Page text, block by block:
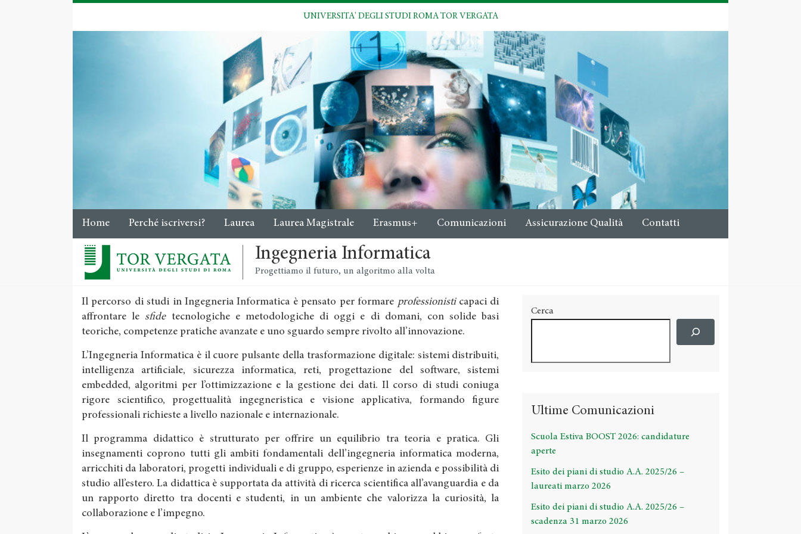
UNIVERSITA' DEGLI STUDI ROMA TOR VERGATA
Home Perché iscriversi? Laurea Laurea Magistrale Erasmus+ Comunicazioni Assicurazione Qualità Contatti
Ingegneria Informatica
Progettiamo il futuro, un algoritmo alla volta
Il percorso di studi in Ingegneria Informatica è pensato per formare professionisticapaci di
affrontare le sfidetecnologiche e metodologiche di oggi e di domani, con solide basi
teoriche, competenze pratiche avanzate e uno sguardo sempre rivolto all’innovazione.
L’Ingegneria Informatica è il cuore pulsante della trasformazione digitale: sistemi distribuiti,
intelligenza artificiale, sicurezza informatica, reti, progettazione del software, sistemi
embedded, algoritmi per l’ottimizzazione e la gestione dei dati. Il corso di studi coniuga
rigore scientifico, progettualità ingegneristica e visione applicativa, formando figure
professionali richieste a livello nazionale e internazionale.
Il programma didattico è strutturato per offrire un equilibrio tra teoria e pratica. Gli
insegnamenti coprono tutti gli ambiti fondamentali dell’ingegneria informatica moderna,
arricchiti da laboratori, progetti individuali e di gruppo, esperienze in azienda e possibilità di
studio all’estero. La didattica è supportata da attività di ricerca scientifica all’avanguardia e da
un rapporto diretto tra docenti e studenti, in un ambiente che valorizza la curiosità, la
collaborazione e l’impegno.
Cerca
Ultime Comunicazioni
Scuola Estiva BOOST 2026: candidature
aperte
Esito dei piani di studio A.A. 2025/26 –
laureati marzo 2026
Esito dei piani di studio A.A. 2025/26 –
scadenza 31 marzo 2026